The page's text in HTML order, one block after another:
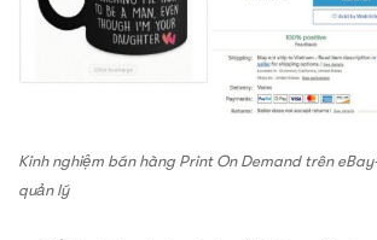
Kinh nghiệm bán hàng Print On Demand trên
quản lý